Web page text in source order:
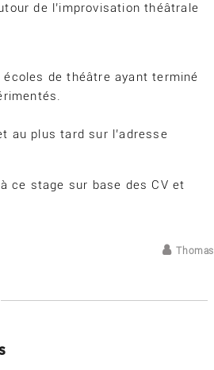
de l’improvisation théâtrale
de théâtre ayant terminé
au plus tard sur l’adresse
ce stage sur base des CV et
Thomas